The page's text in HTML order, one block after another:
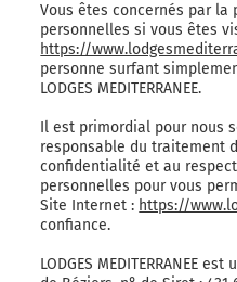
Vous êtes concernés par la
personnelles si vous êtes
https://
personne surfant
LODGES MEDITERRANEE.
Il est primordial pour nous
responsable du traitement
confidentialité et au
personnelles pour vous
Site Internet : https://
confiance.
LODGES MEDITERRANEE